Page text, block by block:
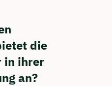
die
in ihrer
an?